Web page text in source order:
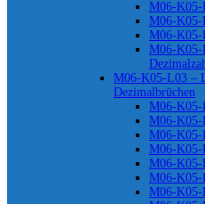
M06-K05-
M06-K05-
M06-K05-
M06-K05-
M06-K05-L03 –
Dezimalbrüchen
M06-K05-
M06-K05-
M06-K05-
M06-K05-
M06-K05-
M06-K05-
M06-K05-